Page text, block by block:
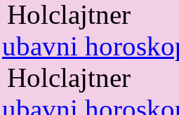
Holclajtner
Holclajtner